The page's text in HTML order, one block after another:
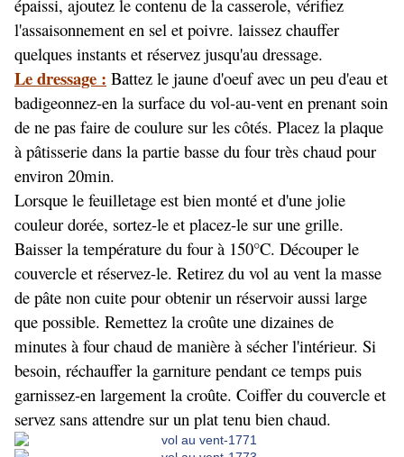
épaissi, ajoutez le contenu de la casserole, vérifiez
l'assaisonnement en sel et poivre. laissez chauffer
quelques instants et réservez jusqu'au dressage.
Le dressage : Battez le jaune d'oeuf avec un peu d'eau et
badigeonnez-en la surface du vol-au-vent en prenant soin
de ne pas faire de coulure sur les côtés. Placez la plaque
à pâtisserie dans la partie basse du four très chaud pour
environ 20min.
Lorsque le feuilletage est bien monté et d'une jolie
couleur dorée, sortez-le et placez-le sur une grille.
Baisser la température du four à 150°C. Découper le
couvercle et réservez-le. Retirez du vol au vent la masse
de pâte non cuite pour obtenir un réservoir aussi large
que possible. Remettez la croûte une dizaines de
minutes à four chaud de manière à sécher l'intérieur. Si
besoin, réchauffer la garniture pendant ce temps puis
garnissez-en largement la croûte. Coiffer du couvercle et
servez sans attendre sur un plat tenu bien chaud.